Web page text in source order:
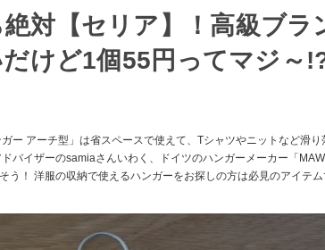
対【セリア】！高級ブラ
だけど1個55円ってマジ～
ー アーチ型」は省スペースで使えて、Tシャツやニットなど滑り
バイザーのsamiaさんいわく、ドイツのハンガーメーカー「
う！ 洋服の収納で使えるハンガーをお探しの方は必見のアイテ